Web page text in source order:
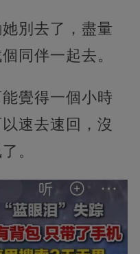
別去了，盡量
同伴一起去。
覺得一個小時
速去速回，沒
。